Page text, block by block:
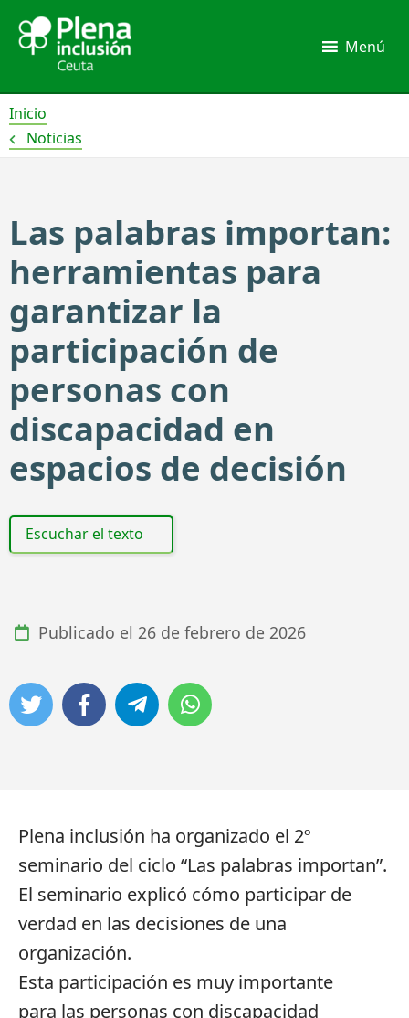
contenido
Menú
Inicio
Noticias
Las palabras importan:
herramientas para
garantizar la
participación de
personas con
discapacidad en
espacios de decisión
Escuchar el texto
Publicado el 26 de febrero de 2026
Plena inclusión ha organizado el 2º
seminario del ciclo “Las palabras importan”.
El seminario explicó cómo participar de
verdad en las decisiones de una
organización.
Esta participación es muy importante
para las personas con discapacidad